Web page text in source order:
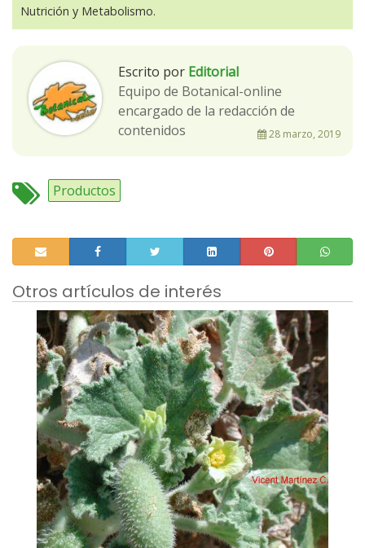
Nutrición y Metabolismo.
Escrito por Editorial
Equipo de Botanical-online
encargado de la redacción de
contenidos
28 marzo, 2019
Productos
Otros artículos de interés